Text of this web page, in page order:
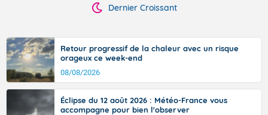
Dernier Croissant
Retour progressif de la chaleur avec un risque
orageux ce week-end
08/08/2026
Éclipse du 12 août 2026 : Météo-France vous
accompagne pour bien l'observer